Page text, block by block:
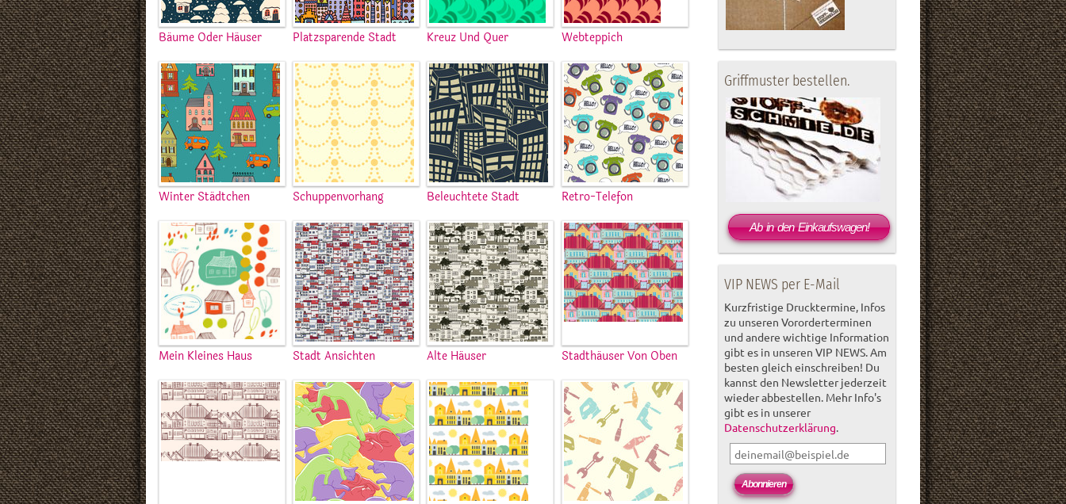
Bäume Oder Häuser Platzsparende Stadt Kreuz Und Quer Webteppich
Winter Städtchen Schuppenvorhang Beleuchtete Stadt Retro-Telefon
Mein Kleines Haus Stadt Ansichten Alte Häuser Stadthäuser Von Oben
Griffmuster bestellen.
Ab in den Einkaufswagen!
VIP NEWS per E-Mail
Kurzfristige Drucktermine, Infos
zu unseren Vororderterminen
und andere wichtige Information
gibt es in unseren VIP NEWS. Am
besten gleich einschreiben! Du
kannst den Newsletter jederzeit
wieder abbestellen. Mehr Info's
gibt es in unserer
Datenschutzerklärung.